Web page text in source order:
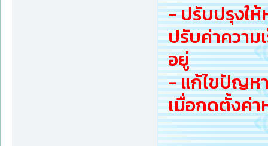
- ปรับปรุงให้
ปรับค่าความ
อยู่
- แก้ไขปัญห
เมื่อกดตั้งค่า